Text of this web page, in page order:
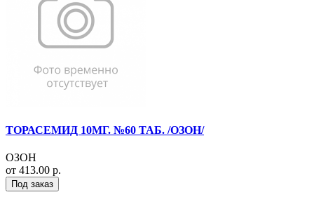
ТОРАСЕМИД 10МГ. №60 ТАБ. /ОЗОН/
ОЗОН
от 413.00 р.
Под заказ